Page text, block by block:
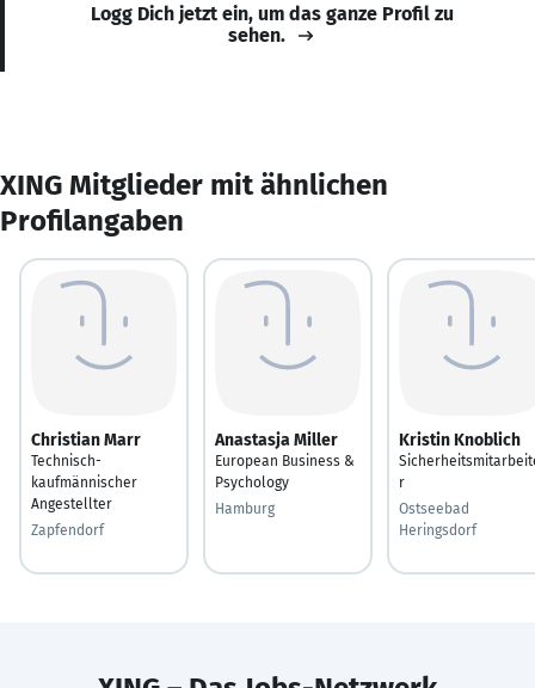
Logg Dich jetzt ein, um das ganze Profil zu
sehen.
XING Mitglieder mit ähnlichen
Profilangaben
Christian Marr
Technisch-
kaufmännischer
Angestellter
Zapfendorf
Anastasja Miller
European Business &
Psychology
Hamburg
Kristin Knoblich
r
Ostseebad
Heringsdorf